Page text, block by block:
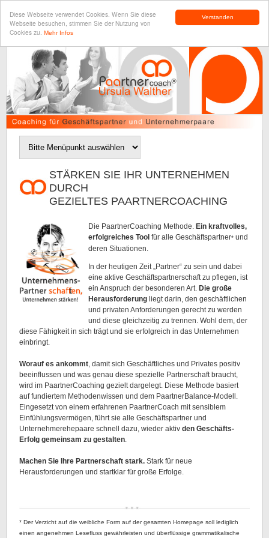
Verstanden
Diese Webseite verwendet Cookies. Wenn Sie diese
Webseite besuchen, stimmen Sie der Nutzung von
Cookies zu. Mehr Infos
STÄRKEN SIE IHR UNTERNEHMEN
DURCH
GEZIELTES PAARTNERCOACHING
Die PaartnerCoaching Methode. Ein kraftvolles,
erfolgreiches Tool für alle Geschäftspartner* und
deren Situationen.
In der heutigen Zeit „Partner“ zu sein und dabei
eine aktive Geschäftspartnerschaft zu pflegen, ist
ein Anspruch der besonderen Art. Die große
Herausforderung liegt darin, den geschäftlichen
und privaten Anforderungen gerecht zu werden
und diese gleichzeitig zu trennen. Wohl dem, der
diese Fähigkeit in sich trägt und sie erfolgreich in das Unternehmen
einbringt.
Worauf es ankommt, damit sich Geschäftliches und Privates positiv
beeinflussen und was genau diese spezielle Partnerschaft braucht,
wird im PaartnerCoaching gezielt dargelegt. Diese Methode basiert
auf fundiertem Methodenwissen und dem PaartnerBalance-Modell.
Eingesetzt von einem erfahrenen PaartnerCoach mit sensiblem
Einfühlungsvermögen, führt sie alle Geschäftspartner und
Unternehmerehepaare schnell dazu, wieder aktivden Geschäfts-
Erfolg gemeinsam zu gestalten.
Machen Sie Ihre Partnerschaft stark. Stark für neue
Herausforderungen und startklar für große Erfolge.
* DerVerzicht auf die weibliche Form auf der gesamten Homepage soll lediglich
einen angenehmen Lesefluss gewährleisten und überflüssige grammatikalische